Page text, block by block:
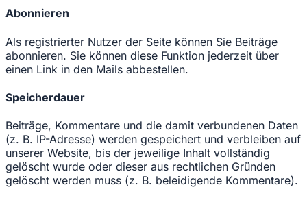
Abonnieren
Als registrierter Nutzer der Seite können Sie Beiträge
abonnieren. Sie können diese Funktion jederzeit über
einen Link in den Mails abbestellen.
Speicherdauer
Beiträge, Kommentare und die damit verbundenen Daten
(z. B. IP-Adresse) werden gespeichert und verbleiben auf
unserer Website, bis der jeweilige Inhalt vollständig
gelöscht wurde oder dieser aus rechtlichen Gründen
gelöscht werden muss (z. B. beleidigende Kommentare).